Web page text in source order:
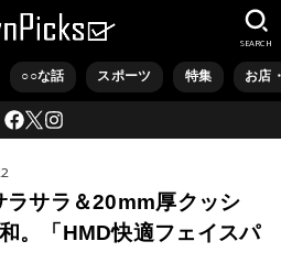
○○な話 スポーツ 特集 お店
SEARCH
ラサラ＆20mm厚クッシ
。「HMD快適フェイスパ